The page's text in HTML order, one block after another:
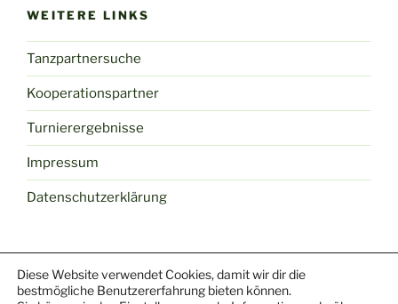
WEITERE LINKS
Tanzpartnersuche
Kooperationspartner
Turnierergebnisse
Impressum
Datenschutzerklärung
FacebookYoutubeMail Yelp Instagram
Diese Website verwendet Cookies, damit wir dir die
bestmögliche Benutzererfahrung bieten können.